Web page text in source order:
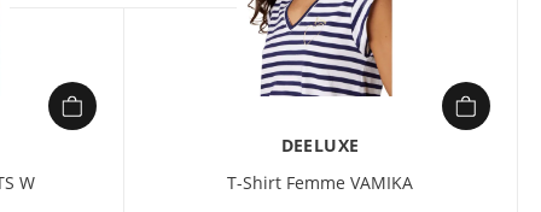
audacieux et vintage,
inspiré par l’univers
musical. À l’avant, un
imprimé graphique
léopard avec des
cerises et des strass
met en avant
W
DEELUXE
T-Shirt Femme VAMIKA